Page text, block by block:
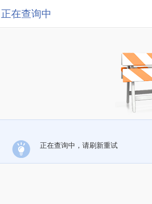
正在查询中
正在查询中，请刷新重试